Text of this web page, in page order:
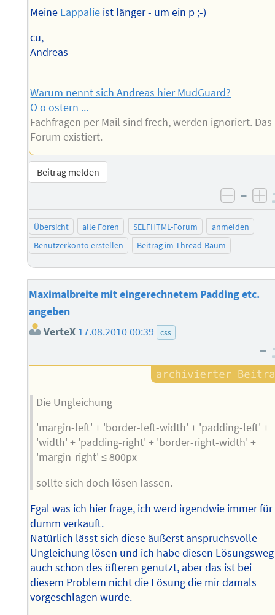
Meine Lappalie ist länger - um ein p ;-)
cu,
Andreas
--
Warum nennt sich Andreas hier MudGuard?
O o ostern ...
Fachfragen per Mail sind frech, werden ignoriert. Das
Forum existiert.
Beitrag melden
–
Übersicht alle Foren SELFHTML-Forum
anmelden
Benutzerkonto erstellen
Beitrag im Thread-Baum
Maximalbreite mit eingerechnetem Padding etc.
angeben
VerteX 17.08.2010 00:39 css
–
Die Ungleichung
'margin-left' + 'border-left-width' + 'padding-left' +
'width' + 'padding-right' + 'border-right-width' +
'margin-right' ≤ 800px
sollte sich doch lösen lassen.
Egal was ich hier frage, ich werd irgendwie immer für
dumm verkauft.
Natürlich lässt sich diese äußerst anspruchsvolle
Ungleichung lösen und ich habe diesen Lösungsweg
auch schon des öfteren genutzt, aber das ist bei
diesem Problem nicht die Lösung die mir damals
vorgeschlagen wurde.